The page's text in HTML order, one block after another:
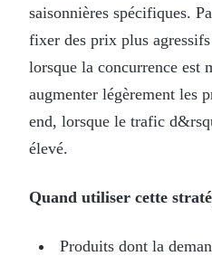
saisonnières spécifiques.
fixer des prix plus
lorsque la concurrence est
augmenter légèrement les
end, lorsque le trafic
élevé.
Quand utiliser cette
Produits dont la